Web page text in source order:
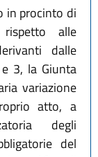
in procinto di
rispetto alle
dalle
3, la Giunta
variazione
atto, a
degli
del